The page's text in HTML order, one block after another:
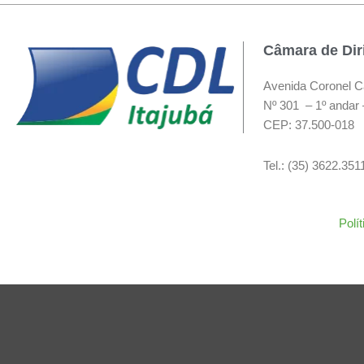
Câmara de
Avenida Coronel
Nº 301 – 1º
CEP: 37.500-018
Tel.: (35)